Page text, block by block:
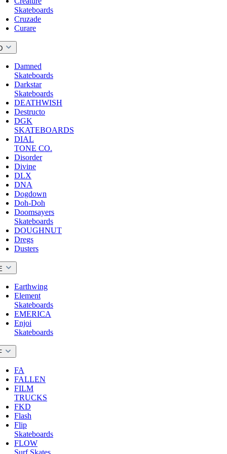
Skateboards
Cruzade
Curare
Damned
Skateboards
Darkstar
Skateboards
DEATHWISH
Destructo
DGK
SKATEBOARDS
DIAL
TONE CO.
Disorder
Divine
DLX
DNA
Dogdown
Doh-Doh
Doomsayers
Skateboards
DOUGHNUT
Dregs
Dusters
Earthwing
Element
Skateboards
EMERICA
Enjoi
Skateboards
FA
FALLEN
FILM
TRUCKS
FKD
Flash
Flip
Skateboards
FLOW